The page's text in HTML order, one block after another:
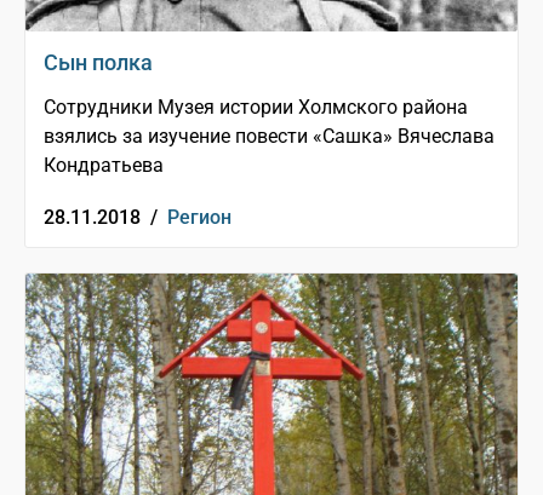
Сын полка
Сотрудники Музея истории Холмского района
взялись за изучение повести «Сашка» Вячеслава
Кондратьева
28.11.2018 / Регион